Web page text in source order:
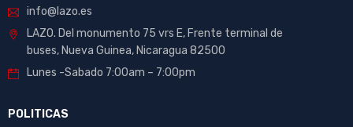
info@lazo.es
LAZO. Del monumento 75 vrs E, Frente terminal de
buses, Nueva Guinea, Nicaragua 82500
Lunes -Sabado 7:00am – 7:00pm
POLITICAS